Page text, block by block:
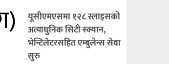
यूसीएमएसमा १२८ स्लाइसको
अत्याधुनिक सिटी स्क्यान,
भेन्टिलेटरसहित एम्बुलेन्स सेवा
सुरु